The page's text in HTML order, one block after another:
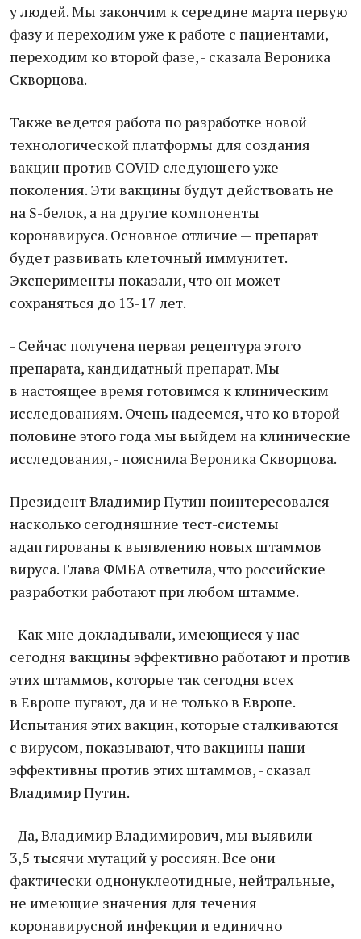
у людей. Мы закончим к середине марта первую
фазу и переходим уже к работе с пациентами,
переходим ко второй фазе, - сказала Вероника
Скворцова.
Также ведется работа по разработке новой
технологической платформы для создания
вакцин против COVID следующего уже
поколения. Эти вакцины будут действовать не
на S-белок, а на другие компоненты
коронавируса. Основное отличие — препарат
будет развивать клеточный иммунитет.
Эксперименты показали, что он может
сохраняться до 13-17 лет.
- Сейчас получена первая рецептура этого
препарата, кандидатный препарат. Мы
в настоящее время готовимся к клиническим
исследованиям. Очень надеемся, что ко второй
половине этого года мы выйдем на клинические
исследования, - пояснила Вероника Скворцова.
Президент Владимир Путин поинтересовался
насколько сегодняшние тест-системы
адаптированы к выявлению новых штаммов
вируса. Глава ФМБА ответила, что российские
разработки работают при любом штамме.
- Как мне докладывали, имеющиеся у нас
сегодня вакцины эффективно работают и против
этих штаммов, которые так сегодня всех
в Европе пугают, да и не только в Европе.
Испытания этих вакцин, которые сталкиваются
с вирусом, показывают, что вакцины наши
эффективны против этих штаммов, - сказал
Владимир Путин.
- Да, Владимир Владимирович, мы выявили
3,5 тысячи мутаций у россиян. Все они
фактически однонуклеотидные, нейтральные,
не имеющие значения для течения
коронавирусной инфекции и единично